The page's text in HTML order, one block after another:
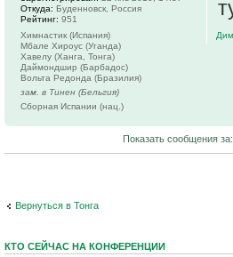
Откуда: Буденновск, Россия
Рейтинг: 951
Химнастик (Испания)
Мбале Хироус (Уганда)
Хавелу (Ханга, Тонга)
Даймондшир (Барбадос)
Вольта Редонда (Бразилия)
зам. в Тинен (Бельгия)
Сборная Испании (нац.)
Показать сообщения за:
Вернуться в Тонга
КТО СЕЙЧАС НА КОНФЕРЕНЦИИ